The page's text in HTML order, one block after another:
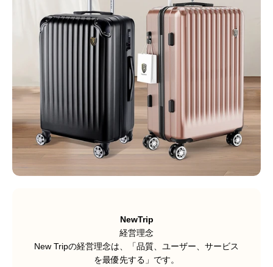
NewTrip
経営理念
New Tripの経営理念は、「品質、ユーザー、サービス
を最優先する」です。